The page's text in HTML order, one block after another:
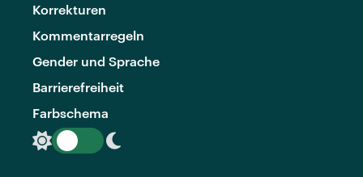
Korrekturen
Kommentarregeln
Gender und Sprache
Barrierefreiheit
Farbschema